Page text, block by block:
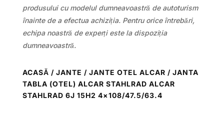
produsului cu modelul dumneavoastră de autoturism
înainte de a efectua achiziția. Pentru orice întrebări,
echipa noastră de experți este la dispoziția
dumneavoastră.
ACASĂ / JANTE / JANTE OTEL ALCAR / JANTA
TABLA (OTEL) ALCAR STAHLRAD ALCAR
STAHLRAD 6J 15H2 4×108/47.5/63.4